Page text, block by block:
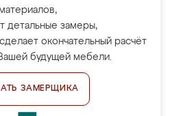
материалов,
детальные замеры,
окончательный расчёт
будущей мебели.
ЗАМЕРЩИКА